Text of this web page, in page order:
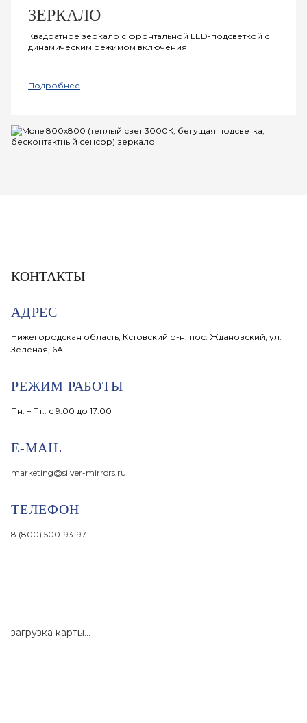
ЗЕРКАЛО
Квадратное зеркало с фронтальной LED-подсветкой с
динамическим режимом включения
Подробнее
КОНТАКТЫ
АДРЕС
Нижегородская область, Кстовский р-н, пос. Ждановский, ул.
Зелёная, 6А
РЕЖИМ РАБОТЫ
Пн. – Пт.: с 9:00 до 17:00
E-MAIL
marketing@silver-mirrors.ru
ТЕЛЕФОН
8 (800) 500-93-97
загрузка карты...